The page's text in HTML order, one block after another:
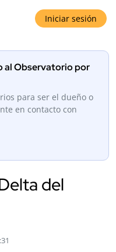
Iniciar sesión
al Observatorio por
para ser el dueño o
en contacto con
del